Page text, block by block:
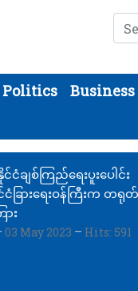
Politics Business
ချစ်ကြည်ရေးပူးပေါင်း
ြားရေးဝန်ကြီးက တရု
း
03 May 2023 Hits: 591